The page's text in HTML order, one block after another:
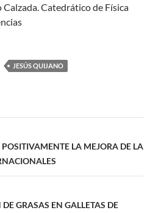
Catedrático de Física
JESÚS QUIJANO
LA MEJORA DE LA
GRASAS EN GALLETAS DE